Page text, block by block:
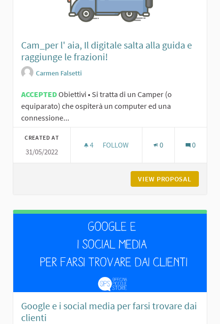
Cam_per l' aia, Il digitale salta alla guida e
raggiunge le frazioni!
Carmen Falsetti
ACCEPTEDObiettivi • Si tratta di un Camper (o
equiparato) che ospiterà un computer ed una
connessione...
CREATED AT
31/05/2022
4 4 FOLLOWERS
FOLLOW 0 0
VIEW PROPOSAL
Google e i social media per farsi trovare dai
clienti